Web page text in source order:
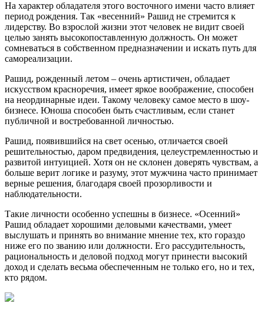
На характер обладателя этого восточного имени часто влияет
период рождения. Так «весенний» Рашид не стремится к
лидерству. Во взрослой жизни этот человек не видит своей
целью занять высокопоставленную должность. Он может
сомневаться в собственном предназначении и искать путь для
самореализации.
Рашид, рожденный летом – очень артистичен, обладает
искусством красноречия, имеет яркое воображение, способен
на неординарные идеи. Такому человеку самое место в шоу-
бизнесе. Юноша способен быть счастливым, если станет
публичной и востребованной личностью.
Рашид, появившийся на свет осенью, отличается своей
решительностью, даром предвидения, целеустремленностью и
развитой интуицией. Хотя он не склонен доверять чувствам, а
больше верит логике и разуму, этот мужчина часто принимает
верные решения, благодаря своей прозорливости и
наблюдательности.
Такие личности особенно успешны в бизнесе. «Осенний»
Рашид обладает хорошими деловыми качествами, умеет
выслушать и принять во внимание мнение тех, кто гораздо
ниже его по званию или должности. Его рассудительность,
рациональность и деловой подход могут принести высокий
доход и сделать весьма обеспеченным не только его, но и тех,
кто рядом.